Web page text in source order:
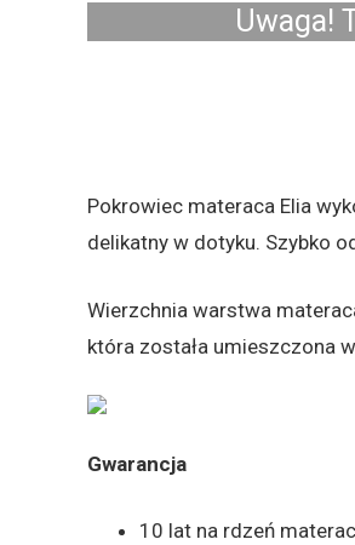
Uwaga!
Pokrowiec materaca Elia
delikatny w dotyku. Szybko
Wierzchnia warstwa
która została umieszczona
Gwarancja
10 lat na rdzeń